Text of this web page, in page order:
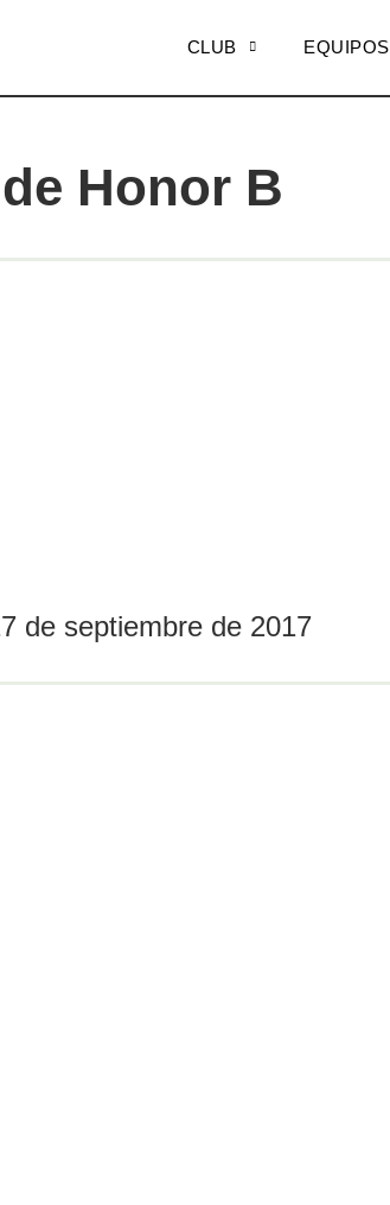
CLUB EQUIPOS
Honor B
de septiembre de 2017